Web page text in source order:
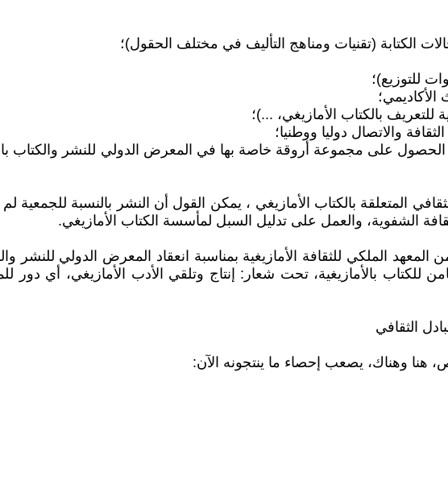
الكتابة (تقنيات ومناهج التأليف في مختلف الحقول)؛
للتوزيع)؛
للتعريف بالكتاب الأمازيغي، ...)؛
والاتصال دوليا ووطنيا؛
على مجموعة أروقة خاصة بها في المعرض الدولي للنشر والكتاب
المتعلقة بالكتاب الأمازيغي ، يمكن القول أن النشر بالنسبة
الشفوية، والعمل على تدليل السبل لمأسسة الكتاب الأمازيغي.
الملكي للثقافة الأمازيغية بمناسبة انعقاد المعرض الدولي للنشر
الثامن للكتاب بالأمازيغية، تحت شعار: إنتاج وتلقي الأدب الأمازيغي، أي
الثقافي